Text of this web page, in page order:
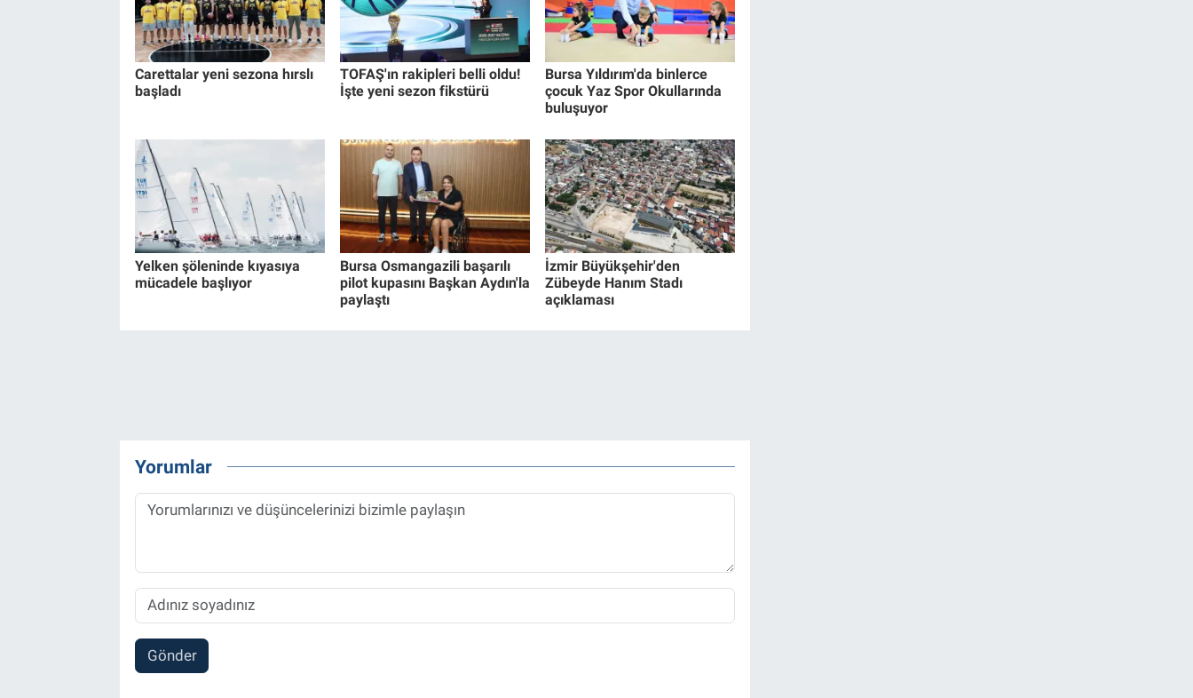
Carettalar yeni sezona hırslı
başladı
TOFAŞ'ın rakipleri belli oldu!
İşte yeni sezon fikstürü
Bursa Yıldırım'da binlerce
çocuk Yaz Spor Okullarında
buluşuyor
Yelken şöleninde kıyasıya
mücadele başlıyor
Bursa Osmangazili başarılı
pilot kupasını Başkan Aydın'la
paylaştı
İzmir Büyükşehir'den
Zübeyde Hanım Stadı
açıklaması
Yorumlar
Gönder